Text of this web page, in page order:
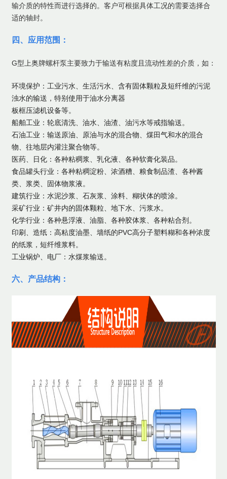
输介质的特性而进行选择的。客户可根据具体工况的需要选择合
适的轴封。
四、应用范围：
G型上奥牌螺杆泵主要致力于输送有粘度且流动性差的介质，如：
环境保护：工业污水、生活污水、含有固体颗粒及短纤维的污泥
浊水的输送，特别使用于油水分离器
板框压滤机设备等。
船舶工业：轮底清洗、油水、油渣、油污水等戒指输送。
石油工业：输送原油、原油与水的混合物、煤田气和水的混合
物、往地层内灌注聚合物等。
医药、日化：各种粘稠浆、乳化液、各种软膏化装品。
食品罐头行业：各种粘稠淀粉、浓酒糟、粮食制品渣、各种酱
类、浆类、固体物浆液。
建筑行业：水泥沙浆、石灰浆、涂料、糊状体的喷涂。
采矿行业：矿井内的固体颗粒、地下水、污浆水。
化学行业：各种悬浮液、油脂、各种胶体浆、各种粘合剂。
印刷、造纸：高粘度油墨、墙纸的PVC高分子塑料糊和各种浓度
的纸浆，短纤维浆料。
工业锅炉、电厂：水煤浆输送。
六、产品结构：